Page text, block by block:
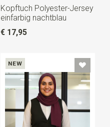
Kopftuch Polyester-Jersey
einfarbig nachtblau
€ 17,95
NEW